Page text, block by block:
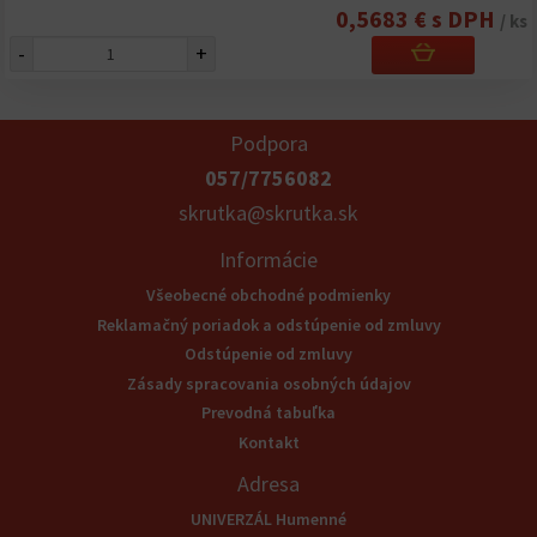
0,5683 € s DPH / ks
- +
Podpora
057/7756082
skrutka@skrutka.sk
Informácie
Všeobecné obchodné podmienky
Reklamačný poriadok a odstúpenie od zmluvy
Odstúpenie od zmluvy
Zásady spracovania osobných údajov
Prevodná tabuľka
Kontakt
Adresa
UNIVERZÁL Humenné